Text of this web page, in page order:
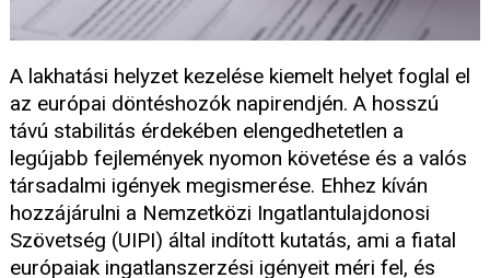
A lakhatási helyzet kezelése kiemelt helyet foglal el
az európai döntéshozók napirendjén. A hosszú
távú stabilitás érdekében elengedhetetlen a
legújabb fejlemények nyomon követése és a valós
társadalmi igények megismerése. Ehhez kíván
hozzájárulni a Nemzetközi Ingatlantulajdonosi
Szövetség (UIPI) által indított kutatás, ami a fiatal
európaiak ingatlanszerzési igényeit méri fel, és